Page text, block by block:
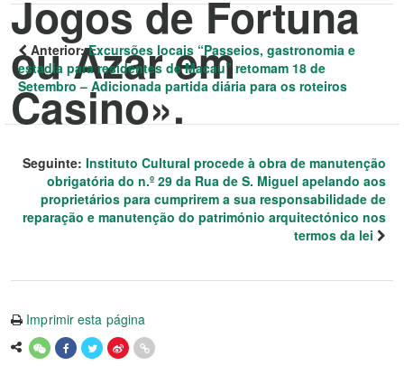
Jogos de Fortuna
ou Azar em
Casino».
Anterior:Excursões locais “Passeios, gastronomia e
estadia para residentes de Macau” retomam 18 de
Setembro – Adicionada partida diária para os roteiros
Seguinte: Instituto Cultural procede à obra de manutenção
obrigatória do n.º 29 da Rua de S. Miguel apelando aos
proprietários para cumprirem a sua responsabilidade de
reparação e manutenção do património arquitectónico nos
termos da lei
Imprimir esta página